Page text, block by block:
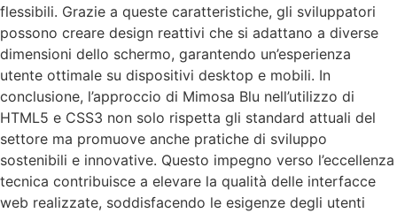
flessibili. Grazie a queste caratteristiche, gli sviluppatori
possono creare design reattivi che si adattano a diverse
dimensioni dello schermo, garantendo un’esperienza
utente ottimale su dispositivi desktop e mobili. In
conclusione, l’approccio di Mimosa Blu nell’utilizzo di
HTML5 e CSS3 non solo rispetta gli standard attuali del
settore ma promuove anche pratiche di sviluppo
sostenibili e innovative. Questo impegno verso l’eccellenza
tecnica contribuisce a elevare la qualità delle interfacce
web realizzate, soddisfacendo le esigenze degli utenti